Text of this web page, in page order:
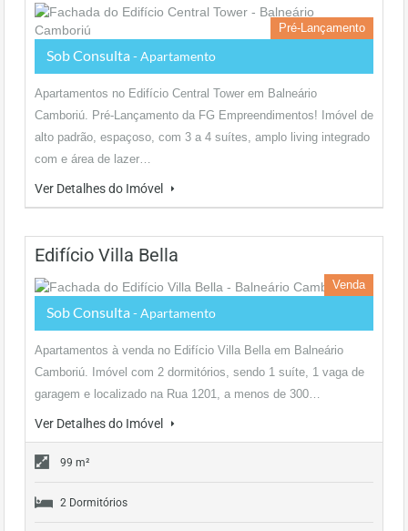
Pré-Lançamento
Sob Consulta - Apartamento
Apartamentos no Edifício Central Tower em Balneário
Camboriú. Pré-Lançamento da FG Empreendimentos! Imóvel de
alto padrão, espaçoso, com 3 a 4 suítes, amplo living integrado
com e área de lazer…
Ver Detalhes do Imóvel
Edifício Villa Bella
Venda
Sob Consulta - Apartamento
Apartamentos à venda no Edifício Villa Bella em Balneário
Camboriú. Imóvel com 2 dormitórios, sendo 1 suíte, 1 vaga de
garagem e localizado na Rua 1201, a menos de 300…
Ver Detalhes do Imóvel
99 m²
2 Dormitórios